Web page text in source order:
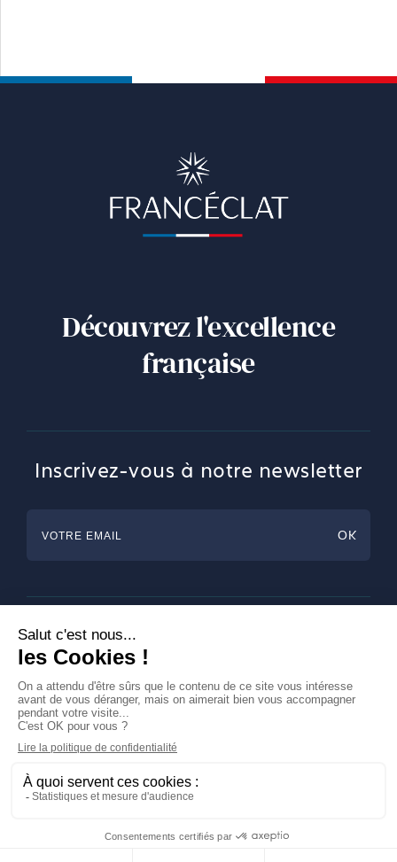
Découvrez l'excellence
française
Inscrivez-vous à notre newsletter
Horlogerie
Bijouterie & Joaillerie
Arts de la table
Magazine
A propos de Francéclat
Contacts
LinkedIn
Mentions légales
© Francéclat 2023, Tous droits réservés